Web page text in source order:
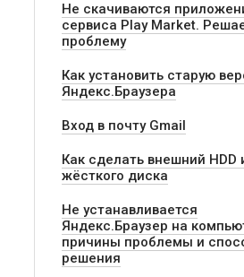
Не скачиваются
сервиса Play Market.
проблему
Как установить старую
Яндекс.Браузера
Вход в почту Gmail
Как сделать внешний HDD
жёсткого диска
Не устанавливается
Яндекс.Браузер на
причины проблемы и
решения